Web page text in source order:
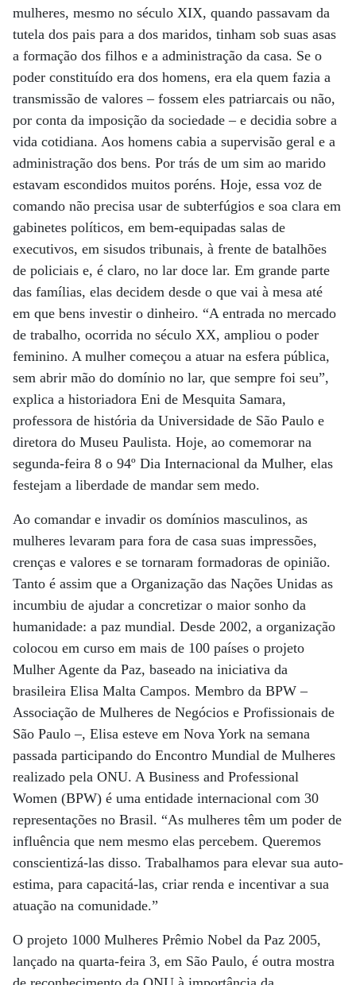
mulheres, mesmo no século XIX, quando passavam da
tutela dos pais para a dos maridos, tinham sob suas asas
a formação dos filhos e a administração da casa. Se o
poder constituído era dos homens, era ela quem fazia a
transmissão de valores – fossem eles patriarcais ou não,
por conta da imposição da sociedade – e decidia sobre a
vida cotidiana. Aos homens cabia a supervisão geral e a
administração dos bens. Por trás de um sim ao marido
estavam escondidos muitos poréns. Hoje, essa voz de
comando não precisa usar de subterfúgios e soa clara em
gabinetes políticos, em bem-equipadas salas de
executivos, em sisudos tribunais, à frente de batalhões
de policiais e, é claro, no lar doce lar. Em grande parte
das famílias, elas decidem desde o que vai à mesa até
em que bens investir o dinheiro. “A entrada no mercado
de trabalho, ocorrida no século XX, ampliou o poder
feminino. A mulher começou a atuar na esfera pública,
sem abrir mão do domínio no lar, que sempre foi seu”,
explica a historiadora Eni de Mesquita Samara,
professora de história da Universidade de São Paulo e
diretora do Museu Paulista. Hoje, ao comemorar na
segunda-feira 8 o 94º Dia Internacional da Mulher, elas
festejam a liberdade de mandar sem medo.
Ao comandar e invadir os domínios masculinos, as
mulheres levaram para fora de casa suas impressões,
crenças e valores e se tornaram formadoras de opinião.
Tanto é assim que a Organização das Nações Unidas as
incumbiu de ajudar a concretizar o maior sonho da
humanidade: a paz mundial. Desde 2002, a organização
colocou em curso em mais de 100 países o projeto
Mulher Agente da Paz, baseado na iniciativa da
brasileira Elisa Malta Campos. Membro da BPW –
Associação de Mulheres de Negócios e Profissionais de
São Paulo –, Elisa esteve em Nova York na semana
passada participando do Encontro Mundial de Mulheres
realizado pela ONU. A Business and Professional
Women (BPW) é uma entidade internacional com 30
representações no Brasil. “As mulheres têm um poder de
influência que nem mesmo elas percebem. Queremos
conscientizá-las disso. Trabalhamos para elevar sua auto-
estima, para capacitá-las, criar renda e incentivar a sua
atuação na comunidade.”
O projeto 1000 Mulheres Prêmio Nobel da Paz 2005,
lançado na quarta-feira 3, em São Paulo, é outra mostra